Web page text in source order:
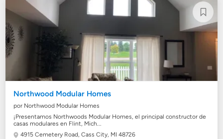
Northwood Modular Homes
por Northwood Modular Homes
¡Presentamos Northwoods Modular Homes, el principal constructor de
casas modulares en Flint, Mich...
4915 Cemetery Road,Cass City, MI 48726